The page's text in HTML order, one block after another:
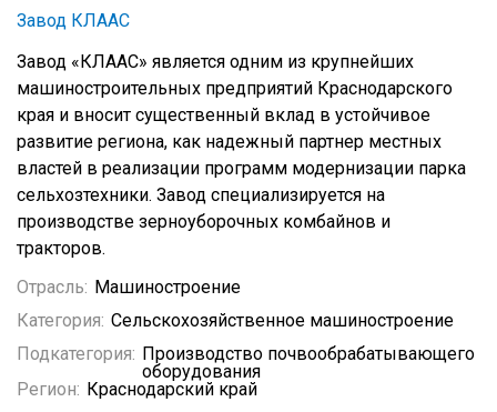
Завод КЛААС
Завод «КЛААС» является одним из крупнейших
машиностроительных предприятий Краснодарского
края и вносит существенный вклад в устойчивое
развитие региона, как надежный партнер местных
властей в реализации программ модернизации парка
сельхозтехники. Завод специализируется на
производстве зерноуборочных комбайнов и
тракторов.
Отрасль: Машиностроение
Категория: Сельскохозяйственное машиностроение
Подкатегория: Производство почвообрабатывающего
оборудования
Регион: Краснодарский край